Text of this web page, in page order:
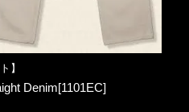
】
Denim[1101EC]